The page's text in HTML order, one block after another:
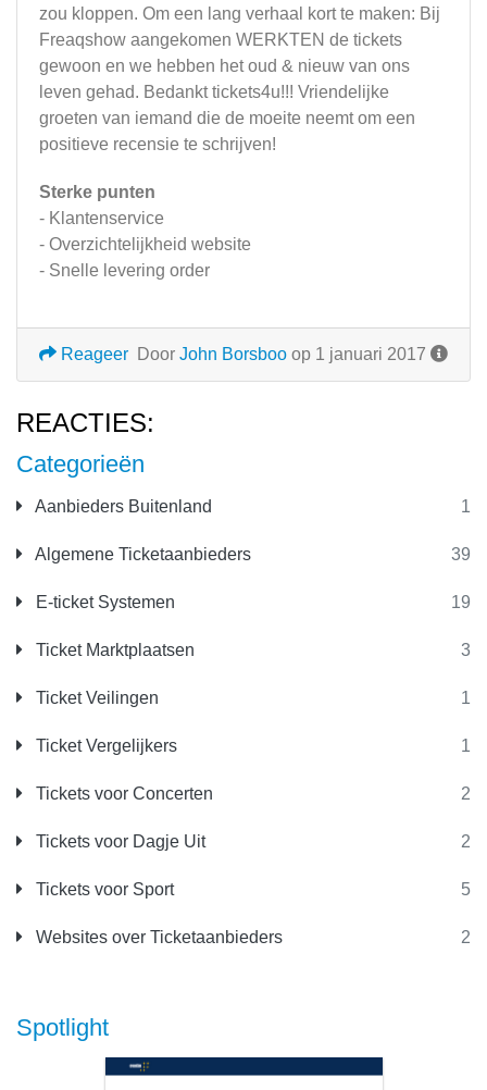
Categorieën
Aanbieders Buitenland 1
Algemene Ticketaanbieders 39
E-ticket Systemen 19
Ticket Marktplaatsen 3
Ticket Veilingen 1
Ticket Vergelijkers 1
Tickets voor Concerten 2
Tickets voor Dagje Uit 2
Tickets voor Sport 5
Websites over Ticketaanbieders 2
Spotlight
zou kloppen. Om een lang verhaal kort te maken: Bij
Freaqshow aangekomen WERKTEN de tickets
gewoon en we hebben het oud & nieuw van ons
leven gehad. Bedankt tickets4u!!! Vriendelijke
groeten van iemand die de moeite neemt om een
positieve recensie te schrijven!
Sterke punten
- Klantenservice
- Overzichtelijkheid website
- Snelle levering order
Door John Borsboo op 1 januari 2017
Reageer
REACTIES: